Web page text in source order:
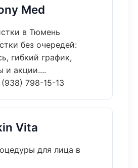
Med
в Тюмень
без очередей:
гибкий график,
и акции....
798-15-13
Vita
для лица в